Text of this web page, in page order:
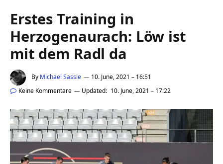
Erstes Training in
Herzogenaurach: Löw ist
mit dem Radl da
By Michael Sassie
10. June, 2021 – 16:51
Keine Kommentare
Updated: 10. June, 2021 – 17:22